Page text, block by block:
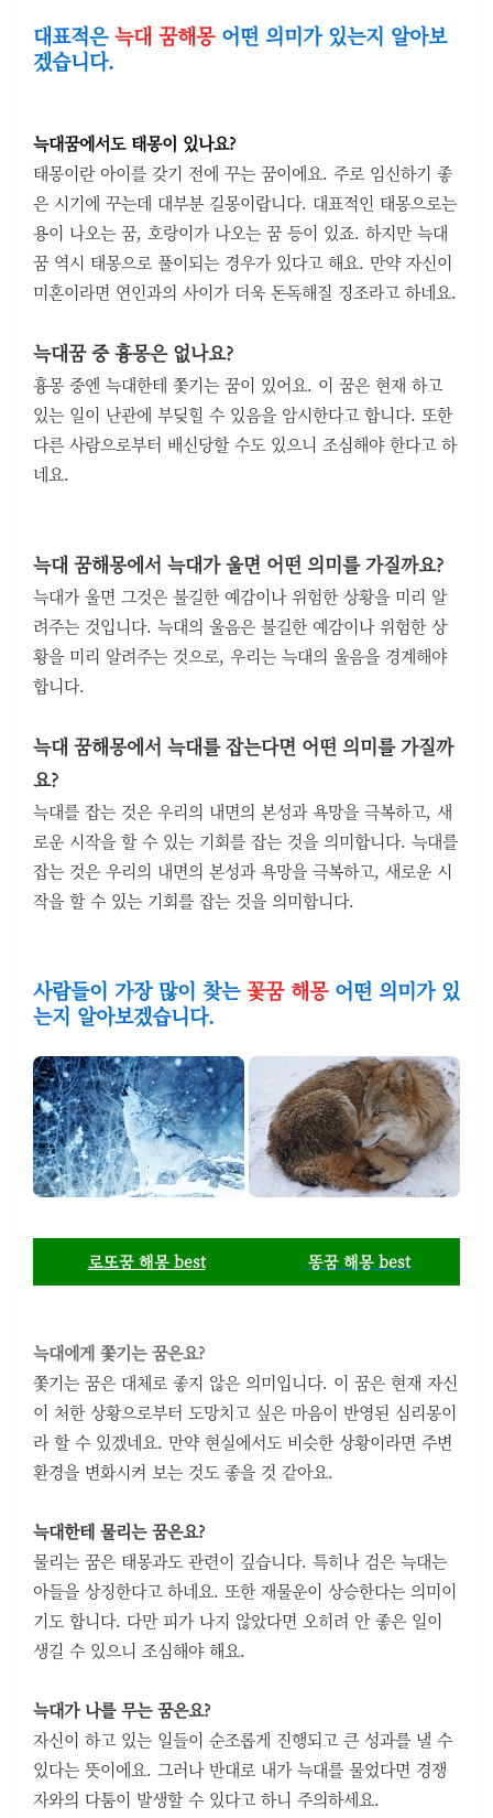
대표적은 늑대 꿈해몽 어떤 의미가 있는지 알아보
겠습니다.
늑대꿈에서도 태몽이 있나요?
태몽이란 아이를 갖기 전에 꾸는 꿈이에요. 주로 임신하기 좋
은 시기에 꾸는데 대부분 길몽이랍니다. 대표적인 태몽으로는
용이 나오는 꿈, 호랑이가 나오는 꿈 등이 있죠. 하지만 늑대
꿈 역시 태몽으로 풀이되는 경우가 있다고 해요. 만약 자신이
미혼이라면 연인과의 사이가 더욱 돈독해질 징조라고 하네요.
늑대꿈 중 흉몽은 없나요?
흉몽 중엔 늑대한테 쫓기는 꿈이 있어요. 이 꿈은 현재 하고
있는 일이 난관에 부딪힐 수 있음을 암시한다고 합니다. 또한
다른 사람으로부터 배신당할 수도 있으니 조심해야 한다고 하
네요.
늑대 꿈해몽에서 늑대가 울면 어떤 의미를 가질까요?
늑대가 울면 그것은 불길한 예감이나 위험한 상황을 미리 알
려주는 것입니다. 늑대의 울음은 불길한 예감이나 위험한 상
황을 미리 알려주는 것으로, 우리는 늑대의 울음을 경계해야
합니다.
늑대 꿈해몽에서 늑대를 잡는다면 어떤 의미를 가질까
요?
늑대를 잡는 것은 우리의 내면의 본성과 욕망을 극복하고, 새
로운 시작을 할 수 있는 기회를 잡는 것을 의미합니다. 늑대를
잡는 것은 우리의 내면의 본성과 욕망을 극복하고, 새로운 시
작을 할 수 있는 기회를 잡는 것을 의미합니다.
사람들이 가장 많이 찾는 꽃꿈 해몽 어떤 의미가 있
는지 알아보겠습니다.
로또꿈 해몽 best 똥꿈 해몽 best
늑대에게 쫓기는 꿈은요?
쫓기는 꿈은 대체로 좋지 않은 의미입니다. 이 꿈은 현재 자신
이 처한 상황으로부터 도망치고 싶은 마음이 반영된 심리몽이
라 할 수 있겠네요. 만약 현실에서도 비슷한 상황이라면 주변
환경을 변화시켜 보는 것도 좋을 것 같아요.
늑대한테 물리는 꿈은요?
물리는 꿈은 태몽과도 관련이 깊습니다. 특히나 검은 늑대는
아들을 상징한다고 하네요. 또한 재물운이 상승한다는 의미이
기도 합니다. 다만 피가 나지 않았다면 오히려 안 좋은 일이
생길 수 있으니 조심해야 해요.
늑대가 나를 무는 꿈은요?
자신이 하고 있는 일들이 순조롭게 진행되고 큰 성과를 낼 수
있다는 뜻이에요. 그러나 반대로 내가 늑대를 물었다면 경쟁
자와의 다툼이 발생할 수 있다고 하니 주의하세요.